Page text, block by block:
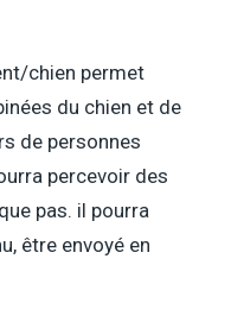
chien permet
du chien et de
de personnes
percevoir des
pas. il pourra
être envoyé en